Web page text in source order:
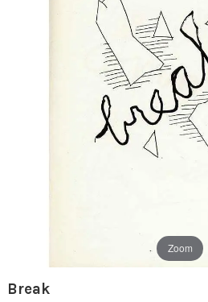
Zoom
Break